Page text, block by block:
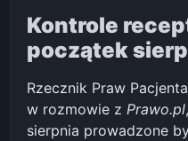
Kontrole
początek
Rzecznik Praw
w rozmowie z Prawo.pl
sierpnia prowadzone